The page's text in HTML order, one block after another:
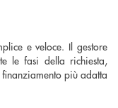
e veloce. Il gestore
le fasi della richiesta,
più adatta